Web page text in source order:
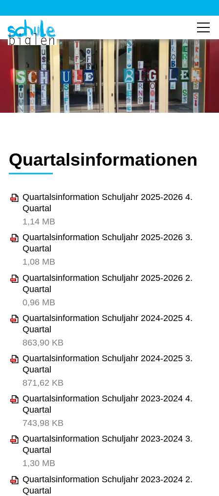
Quartalsinformationen
Quartalsinformation Schuljahr 2025-2026 4.
Quartal
1,14 MB
Quartalsinformation Schuljahr 2025-2026 3.
Quartal
1,08 MB
Quartalsinformation Schuljahr 2025-2026 2.
Quartal
0,96 MB
Quartalsinformation Schuljahr 2024-2025 4.
Quartal
863,90 KB
Quartalsinformation Schuljahr 2024-2025 3.
Quartal
871,62 KB
Quartalsinformation Schuljahr 2023-2024 4.
Quartal
743,98 KB
Quartalsinformation Schuljahr 2023-2024 3.
Quartal
1,30 MB
Quartalsinformation Schuljahr 2023-2024 2.
Quartal